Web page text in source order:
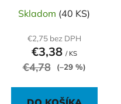
Skladom (40 KS)
€2,75 bez DPH
€3,38 / KS
€4,78 (–29 %)